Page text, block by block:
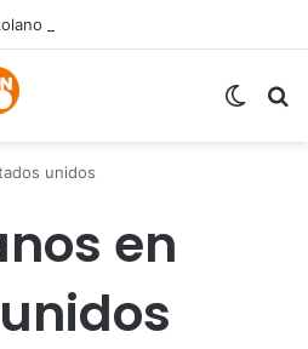
unidos
en